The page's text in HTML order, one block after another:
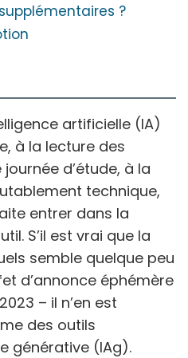
?
artificielle (IA)
à la lecture des
d’étude, à la
technique,
entrer dans la
S’il est vrai que la
semble quelque peu
d’annonce éphémère
– il n’en est
des outils
générative (IAg).